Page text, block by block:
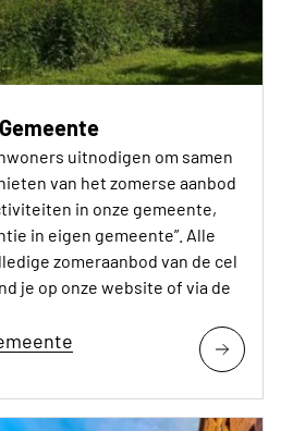
uitnodigen om samen
van het zomerse aanbod
in onze gemeente,
in eigen gemeente”. Alle
zomeraanbod van de cel
je op onze website of via de